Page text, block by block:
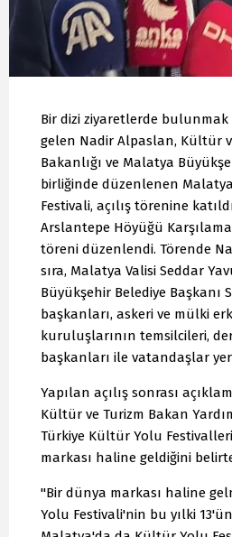
Bir dizi ziyaretlerde
gelen Nadir Alpaslan, Kültür
Bakanlığı ve Malatya
birliğinde düzenlenen
Festivali, açılış törenine
Arslantepe Höyüğü Karşılama
töreni düzenlendi. Törende
sıra, Malatya Valisi Seddar
Büyükşehir Belediye Başkanı
başkanları, askeri ve mülki
kuruluşlarının temsilcileri,
başkanları ile vatandaşlar yer
Yapılan açılış sonrası
Kültür ve Turizm Bakan
Türkiye Kültür Yolu
markası haline geldiğini
"Bir dünya markası haline
Yolu Festivali'nin bu yılki